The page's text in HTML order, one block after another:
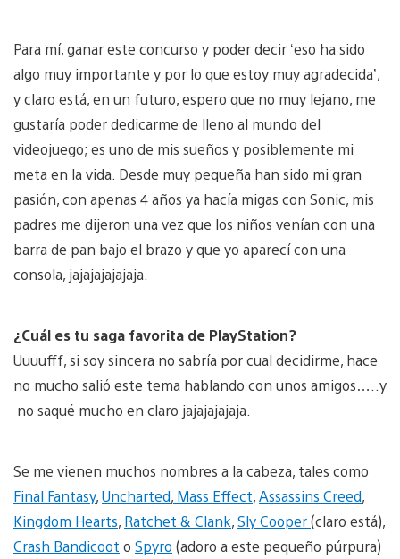
Para mí, ganar este concurso y poder decir ‘eso ha sido
algo muy importante y por lo que estoy muy agradecida’,
y claro está, en un futuro, espero que no muy lejano, me
gustaría poder dedicarme de lleno al mundo del
videojuego; es uno de mis sueños y posiblemente mi
meta en la vida. Desde muy pequeña han sido mi gran
pasión, con apenas 4 años ya hacía migas con Sonic, mis
padres me dijeron una vez que los niños venían con una
barra de pan bajo el brazo y que yo aparecí con una
consola, jajajajajajaja.
¿Cuál es tu saga favorita de PlayStation?
Uuuufff, si soy sincera no sabría por cual decidirme, hace
no mucho salió este tema hablando con unos amigos…..y
no saqué mucho en claro jajajajajaja.
Se me vienen muchos nombres a la cabeza, tales como
Final Fantasy,Uncharted, Mass Effect,Assassins Creed,
Kingdom Hearts, Ratchet & Clank,Sly Cooper(claro está),
Crash Bandicoot o Spyro (adoro a este pequeño púrpura)